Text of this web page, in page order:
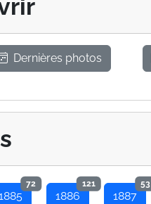
Dernières photos
72
1886
121
1887
53